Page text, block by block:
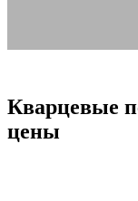
Кварцевые
цены